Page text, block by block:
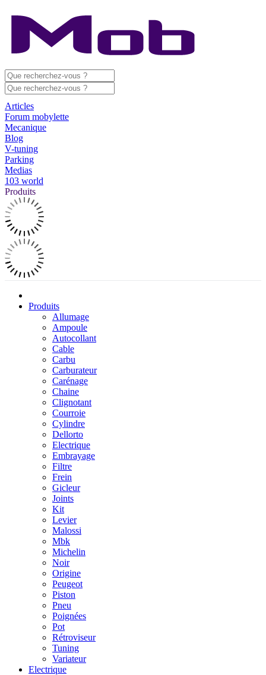
Articles
Forum mobylette
Mecanique
Blog
V-tuning
Parking
Medias
103 world
Produits
Produits
Allumage
Ampoule
Autocollant
Cable
Carbu
Carburateur
Carénage
Chaine
Clignotant
Courroie
Cylindre
Dellorto
Electrique
Embrayage
Filtre
Frein
Gicleur
Joints
Kit
Levier
Malossi
Mbk
Michelin
Noir
Origine
Peugeot
Piston
Pneu
Poignées
Pot
Rétroviseur
Tuning
Variateur
Electrique